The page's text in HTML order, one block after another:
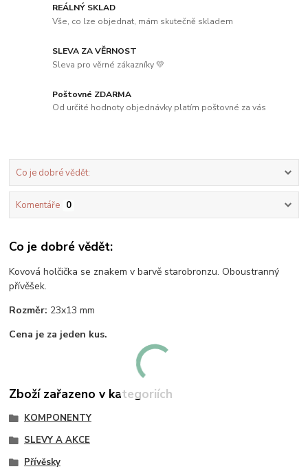
REÁLNÝ SKLAD
Vše, co lze objednat, mám skutečně skladem
SLEVA ZA VĚRNOST
Sleva pro věrné zákazníky 💛
Poštovné ZDARMA
Od určité hodnoty objednávky platím poštovné za vás
Co je dobré vědět:
Komentáře 0
Co je dobré vědět:
Kovová holčička se znakem v barvě starobronzu. Oboustranný
přívěšek.
Rozměr: 23x13 mm
Cena je za jeden kus.
Zboží zařazeno v kategoriích
KOMPONENTY
SLEVY A AKCE
Přívěsky